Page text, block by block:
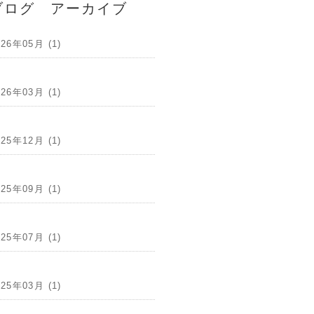
ログ アーカイブ
年05月 (1)
年03月 (1)
年12月 (1)
年09月 (1)
年07月 (1)
年03月 (1)